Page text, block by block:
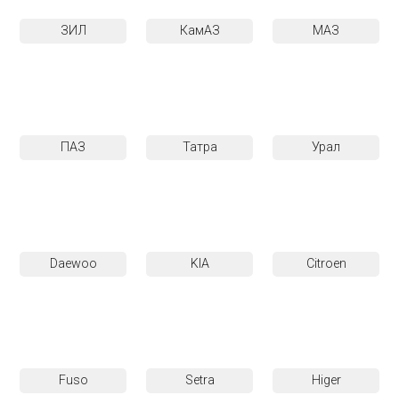
ЗИЛ КамАЗ МАЗ
ПАЗ Татра Урал
Daewoo KIA Citroen
Fuso Setra Higer